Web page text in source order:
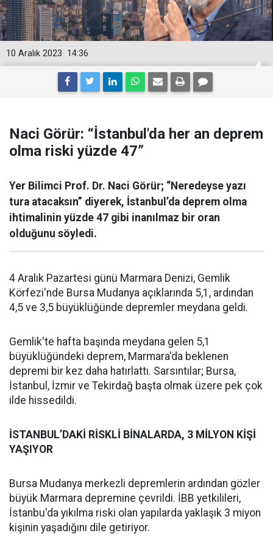
14:36
10 Aralık 2023
Naci Görür: “İstanbul'da her an deprem
olma riski yüzde 47”
Yer Bilimci Prof. Dr. Naci Görür; “Neredeyse yazı
tura atacaksın” diyerek, İstanbul’da deprem olma
ihtimalinin yüzde 47 gibi inanılmaz bir oran
olduğunu söyledi.
4 Aralık Pazartesi günü Marmara Denizi, Gemlik
Körfezi'nde Bursa Mudanya açıklarında 5,1, ardından
4,5 ve 3,5 büyüklüğünde depremler meydana geldi.
Gemlik'te hafta başında meydana gelen 5,1
büyüklüğündeki deprem, Marmara'da beklenen
depremi bir kez daha hatırlattı. Sarsıntılar; Bursa,
İstanbul, İzmir ve Tekirdağ başta olmak üzere pek çok
ilde hissedildi.
İSTANBUL’DAKİ RİSKLİ BİNALARDA, 3 MİLYON KİŞİ
YAŞIYOR
Bursa Mudanya merkezli depremlerin ardından gözler
büyük Marmara depremine çevrildi. İBB yetkilileri,
İstanbu'da yıkılma riski olan yapılarda yaklaşık 3 miyon
kişinin yaşadığını dile getiriyor.